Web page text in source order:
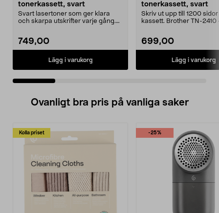
tonerkassett, svart
Svart lasertoner som ger klara
och skarpa utskrifter varje gång.
749,00
Lägg i varukorg
tonerkassett, svart
Skriv ut upp till 1200
kassett. Brother TN-2410
699,00
Lägg i varukorg
Ovanligt bra pris på vanliga saker
Kolla priset -25%